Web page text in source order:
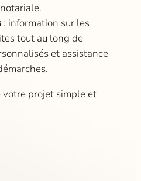
: information sur les
tout au long de
et assistance
projet simple et